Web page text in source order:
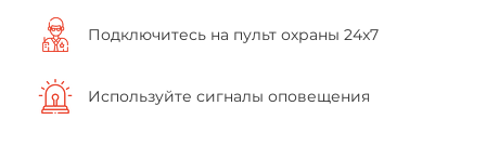
Подключитесь на пульт охраны 24x7
Используйте сигналы оповещения